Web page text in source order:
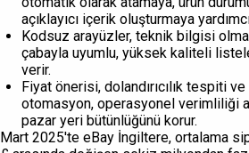
açıklayıcı içerik oluşturmaya
Kodsuz arayüzler, teknik bilgisi
çabayla uyumlu, yüksek kaliteli
verir.
Fiyat önerisi, dolandırıcılık tespiti
otomasyon, operasyonel verimliliği
pazar yeri bütünlüğünü korur.
Mart 2025'te eBay İngiltere, ortalama